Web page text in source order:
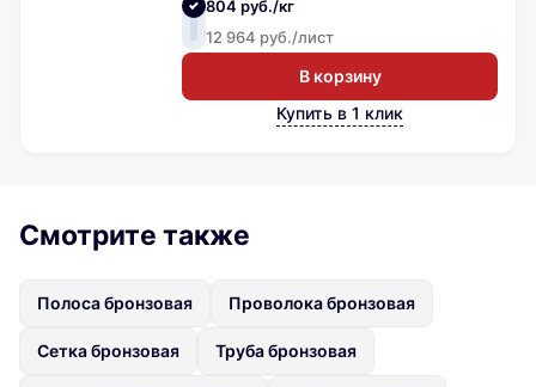
804 руб./кг
12 964 руб./лист
В корзину
Купить в 1 клик
Смотрите также
Полоса бронзовая Проволока бронзовая
Сетка бронзовая Труба бронзовая